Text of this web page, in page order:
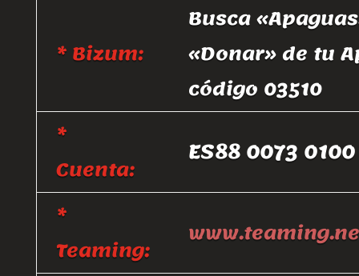
* Bizum:
Busca
«Donar» de tu
código 03510
*
Cuenta:
ES88 0073
*
Teaming: